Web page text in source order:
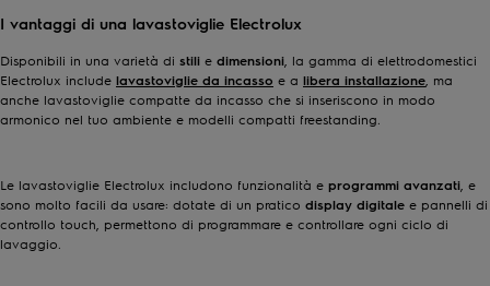
I vantaggi di una lavastoviglie Electrolux
Disponibili in una varietà di stili e dimensioni, la gamma di elettrodomestici
Electrolux include lavastoviglie da incasso e a libera installazione, ma
anche lavastoviglie compatte da incasso che si inseriscono in modo
armonico nel tuo ambiente e modelli compatti freestanding.
Le lavastoviglie Electrolux includono funzionalità e programmi avanzati, e
sono molto facili da usare: dotate di un pratico display digitale e pannelli di
controllo touch, permettono di programmare e controllare ogni ciclo di
lavaggio.